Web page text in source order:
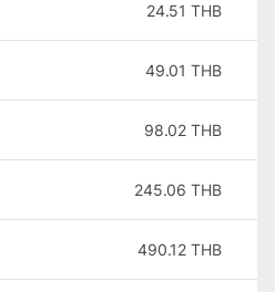
24.51 THB
49.01 THB
98.02 THB
245.06 THB
490.12 THB